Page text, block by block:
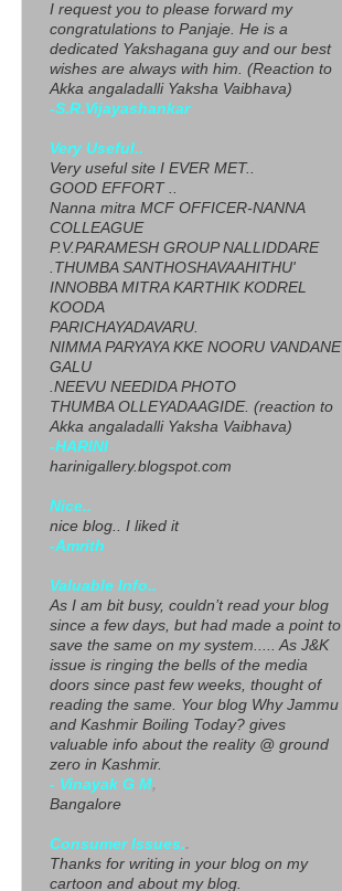
I request you to please forward my
congratulations to Panjaje. He is a
dedicated Yakshagana guy and our best
wishes are always with him. (Reaction to
Akka angaladalli Yaksha Vaibhava)
-S.R.Vijayashankar
Very Useful..
Very useful site I EVER MET..
GOOD EFFORT ..
Nanna mitra MCF OFFICER-NANNA
COLLEAGUE
P.V.PARAMESH GROUP NALLIDDARE
.THUMBA SANTHOSHAVAAHITHU'
INNOBBA MITRA KARTHIK KODREL
KOODA
PARICHAYADAVARU.
NIMMA PARYAYA KKE NOORU VANDANE
GALU
.NEEVU NEEDIDA PHOTO
THUMBA OLLEYADAAGIDE. (reaction to
Akka angaladalli Yaksha Vaibhava)
-HARINI
harinigallery.blogspot.com
Nice..
nice blog.. I liked it
-Amrith
Valuable Info..
As I am bit busy, couldn’t read your blog
since a few days, but had made a point to
save the same on my system..... As J&K
issue is ringing the bells of the media
doors since past few weeks, thought of
reading the same. Your blog Why Jammu
and Kashmir Boiling Today? gives
valuable info about the reality @ ground
zero in Kashmir.
- Vinayak G M,
Bangalore
Consumer Issues..
Thanks for writing in your blog on my
cartoon and about my blog.